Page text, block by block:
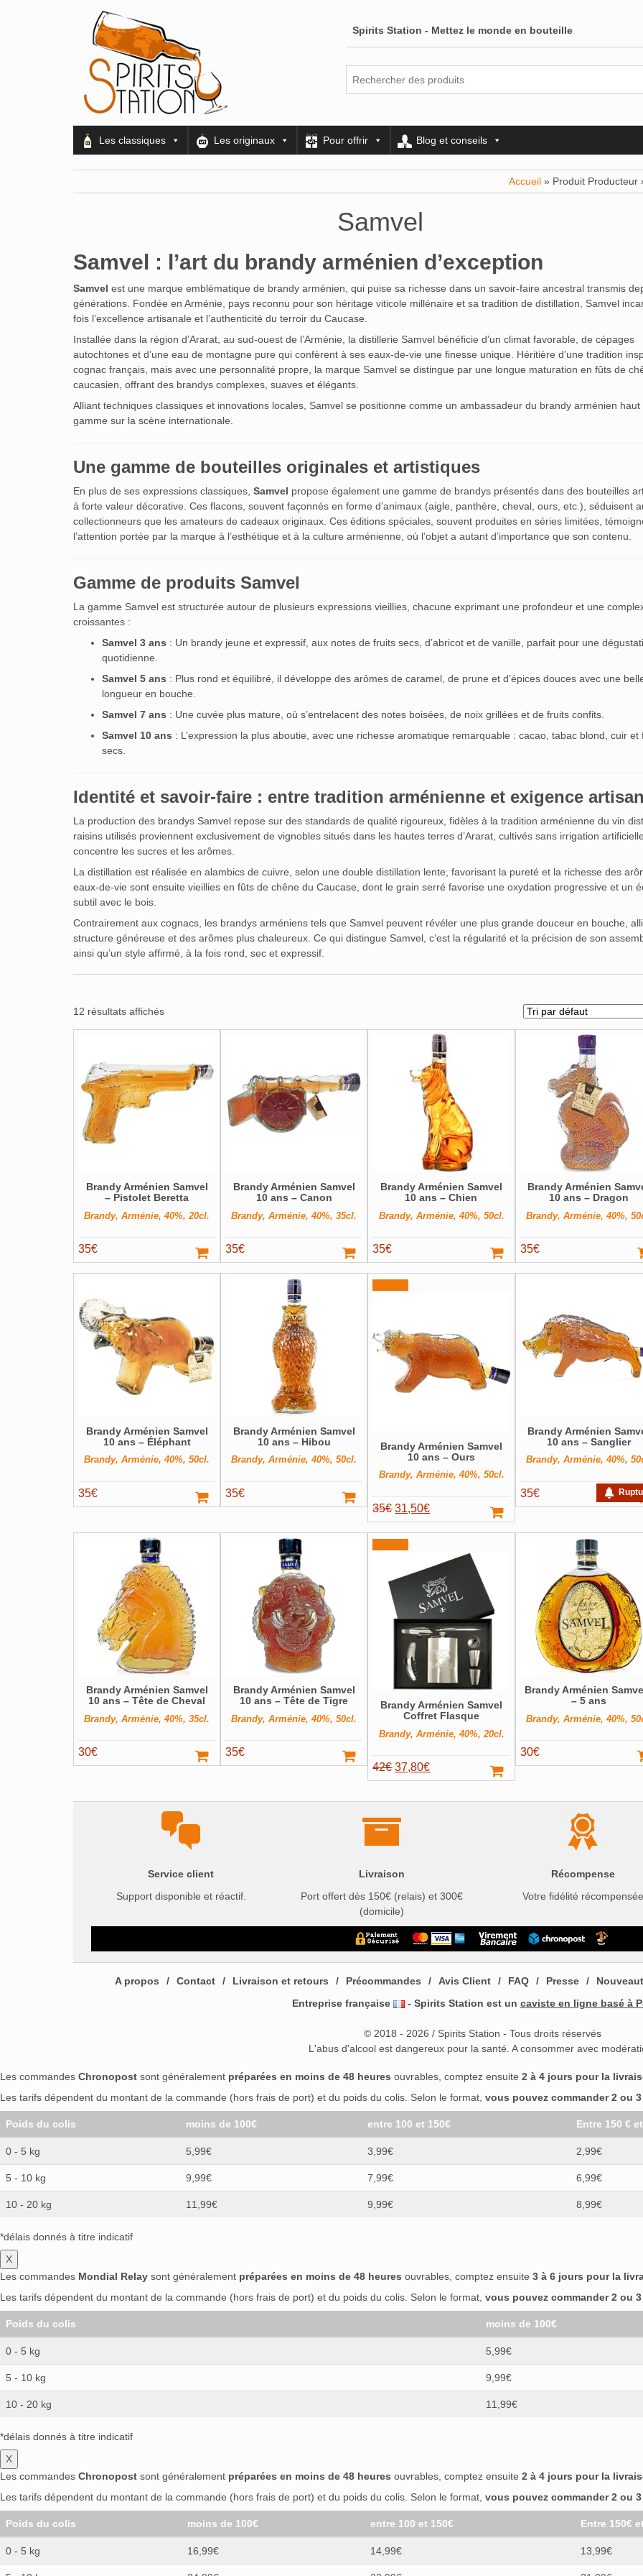
Spirits Station - Mettez le monde en bouteille
Les classiques Les originaux Pour offrir Blog et conseils
Accueil » Produit Producteur
Samvel
Samvel : l’art du brandy arménien d’exception
Samvel est une marque emblématique de brandy arménien, qui puise sa richesse dans un savoir-faire ancestral transmis
générations. Fondée en Arménie, pays reconnu pour son héritage viticole millénaire et sa tradition de distillation, Samvel
fois l’excellence artisanale et l’authenticité du terroir du Caucase.
Installée dans la région d’Ararat, au sud-ouest de l’Arménie, la distillerie Samvel bénéficie d’un climat favorable, de cépages
autochtones et d’une eau de montagne pure qui confèrent à ses eaux-de-vie une finesse unique. Héritière d’une tradition
cognac français, mais avec une personnalité propre, la marque Samvel se distingue par une longue maturation en fûts de
caucasien, offrant des brandys complexes, suaves et élégants.
Alliant techniques classiques et innovations locales, Samvel se positionne comme un ambassadeur du brandy arménien haut
gamme sur la scène internationale.
Une gamme de bouteilles originales et artistiques
En plus de ses expressions classiques, Samvel propose également une gamme de brandys présentés dans des bouteilles
à forte valeur décorative. Ces flacons, souvent façonnés en forme d’animaux (aigle, panthère, cheval, ours, etc.), séduisent
collectionneurs que les amateurs de cadeaux originaux. Ces éditions spéciales, souvent produites en séries limitées,
l’attention portée par la marque à l’esthétique et à la culture arménienne, où l’objet a autant d’importance que son contenu.
Gamme de produits Samvel
La gamme Samvel est structurée autour de plusieurs expressions vieillies, chacune exprimant une profondeur et une
croissantes :
Samvel 3 ans : Un brandy jeune et expressif, aux notes de fruits secs, d’abricot et de vanille, parfait pour une
quotidienne.
Samvel 5 ans : Plus rond et équilibré, il développe des arômes de caramel, de prune et d’épices douces avec une
longueur en bouche.
Samvel 7 ans : Une cuvée plus mature, où s’entrelacent des notes boisées, de noix grillées et de fruits confits.
Samvel 10 ans : L’expression la plus aboutie, avec une richesse aromatique remarquable : cacao, tabac blond, cuir et
secs.
Identité et savoir-faire : entre tradition arménienne et exigence
La production des brandys Samvel repose sur des standards de qualité rigoureux, fidèles à la tradition arménienne du vin
raisins utilisés proviennent exclusivement de vignobles situés dans les hautes terres d’Ararat, cultivés sans irrigation
concentre les sucres et les arômes.
La distillation est réalisée en alambics de cuivre, selon une double distillation lente, favorisant la pureté et la richesse des
eaux-de-vie sont ensuite vieillies en fûts de chêne du Caucase, dont le grain serré favorise une oxydation progressive et un
subtil avec le bois.
Contrairement aux cognacs, les brandys arméniens tels que Samvel peuvent révéler une plus grande douceur en bouche,
structure généreuse et des arômes plus chaleureux. Ce qui distingue Samvel, c’est la régularité et la précision de son
ainsi qu’un style affirmé, à la fois rond, sec et expressif.
12 résultats affichés
Brandy Arménien Samvel
– Pistolet Beretta
Brandy, Arménie, 40%, 20cl.
35€
Brandy Arménien Samvel
10 ans – Canon
Brandy, Arménie, 40%, 35cl.
35€
Brandy Arménien Samvel
10 ans – Chien
Brandy, Arménie, 40%, 50cl.
35€
Brandy Arménien
10 ans – Dragon
Brandy, Arménie, 40%,
35€
Brandy Arménien Samvel
10 ans – Éléphant
Brandy, Arménie, 40%, 50cl.
35€
Brandy Arménien Samvel
10 ans – Hibou
Brandy, Arménie, 40%, 50cl.
35€
Brandy Arménien Samvel
10 ans – Ours
Brandy, Arménie, 40%, 50cl.
35€ Le
prix
initial
35€.
31,50€Le
prix
est :
31,50€.
Brandy Arménien
10 ans – Sanglier
Brandy, Arménie, 40%,
35€
Brandy Arménien Samvel
10 ans – Tête de Cheval
Brandy, Arménie, 40%, 35cl.
30€
Brandy Arménien Samvel
10 ans – Tête de Tigre
Brandy, Arménie, 40%, 50cl.
35€
Brandy Arménien Samvel
Coffret Flasque
Brandy, Arménie, 40%, 20cl.
42€ Le
prix
initial
était :
37,80€Le
prix
actuel
Brandy Arménien
– 5 ans
Brandy, Arménie, 40%,
30€
Service client
Support disponible et réactif.
Livraison
Port offert dès 150€ (relais) et 300€
(domicile)
Récompense
Votre fidélité récompensée
A propos Contact Livraison et retours Précommandes Avis Client FAQ Presse
Entreprise française
- Spirits Station est un caviste en ligne basé à
© 2018 - 2026 / Spirits Station - Tous droits réservés
L'abus d'alcool est dangereux pour la santé. A consommer avec
Les commandes Chronopost sont généralement préparées en moins de 48 heures ouvrables, comptez ensuite 2 à 4 jours pour la
Les tarifs dépendent du montant de la commande (hors frais de port) et du poids du colis. Selon le format, vous pouvez commander 2 ou
Poids du colis moins de 100€ entre 100 et 150€ Entre 150 €
0 - 5 kg 5,99€ 3,99€ 2,99€
5 - 10 kg 9,99€ 7,99€ 6,99€
10 - 20 kg 11,99€ 9,99€ 8,99€
*délais donnés à titre indicatif
X
Les commandes Mondial Relay sont généralement préparées en moins de 48 heures ouvrables, comptez ensuite 3 à 6 jours pour la
Les tarifs dépendent du montant de la commande (hors frais de port) et du poids du colis. Selon le format, vous pouvez commander 2 ou
Poids du colis moins de 100€
0 - 5 kg 5,99€
5 - 10 kg 9,99€
10 - 20 kg 11,99€
*délais donnés à titre indicatif
X
Les commandes Chronopost sont généralement préparées en moins de 48 heures ouvrables, comptez ensuite 2 à 4 jours pour la
Les tarifs dépendent du montant de la commande (hors frais de port) et du poids du colis. Selon le format, vous pouvez commander 2 ou
Poids du colis moins de 100€ entre 100 et 150€ Entre 150€
0 - 5 kg 16,99€ 14,99€ 13,99€